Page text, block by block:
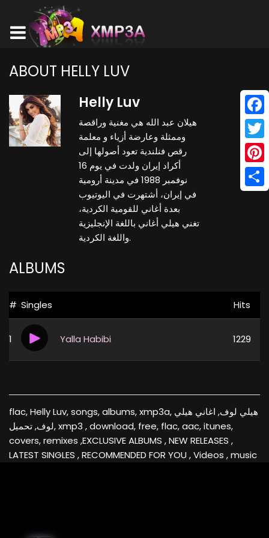
ABOUT HELLY LUV
Helly Luv
هيلان عبد الله هي مغنية وراقصة
وممثلة وعارضة أزياء و معلمة
رقص فنلندية تعود أصولها إلى
أكراد إيران ولدت في يوم 16
نوفمبر 1988 في مدينة أرومية
في إيران، أشتهرت في اليوتيوب
بعدة أغاني للقومية الكردية،
تغني هيلي أغاني باللغة الإنجليزية
واللغة الكردية.
ALBUMS
# Singles Hits
1 Yalla Habibi 1229
flac, Helly Luv, songs, albums, xmp3a, هيلي لوف, اغاني هيلي
لوف, تحميل, xmp3 , download, free, flac, aac, itunes,
covers, remixes ,EXCLUSIVE ALBUMS , NEW RELEASES ,
LATEST SINGLES , RECOMMENDED FOR YOU , Videos , music